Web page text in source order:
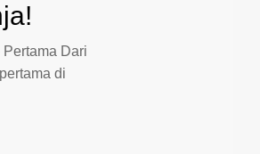
Dari
di